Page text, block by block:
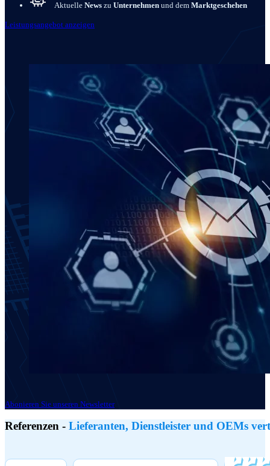
AktuelleNews zuUnternehmen und demMarktgeschehen
Leistungsangebot anzeigen
Abonieren Sie unseren Newsletter
Referenzen - Lieferanten, Dienstleister und OEMs